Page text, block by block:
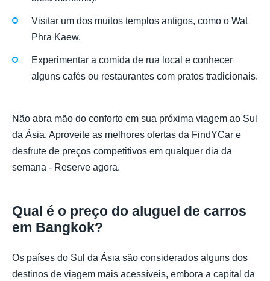
Visitar um dos muitos templos antigos, como o Wat
Phra Kaew.
Experimentar a comida de rua local e conhecer
alguns cafés ou restaurantes com pratos tradicionais.
Não abra mão do conforto em sua próxima viagem ao Sul
da Ásia. Aproveite as melhores ofertas da FindYCar e
desfrute de preços competitivos em qualquer dia da
semana - Reserve agora.
Qual é o preço do aluguel de carros
em Bangkok?
Os países do Sul da Ásia são considerados alguns dos
destinos de viagem mais acessíveis, embora a capital da